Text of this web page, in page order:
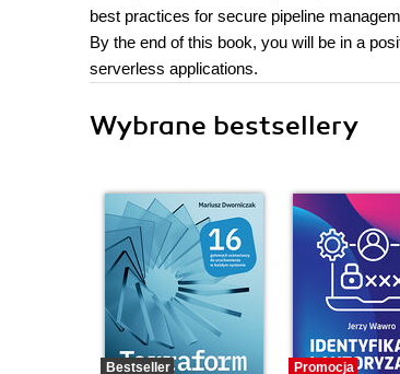
best practices for secure pipeline
By the end of this book, you will be in a
serverless applications.
Wybrane bestsellery
Bestseller
Promocja